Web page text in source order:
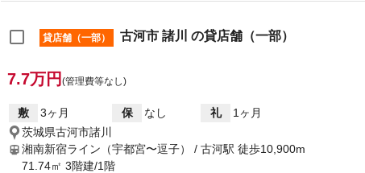
貸店舗（一部） 古河市 諸川 の貸店舗（一部）
7.7万円 (管理費等なし)
敷 3ヶ月 保 なし 礼
1ヶ月
茨城県古河市諸川
湘南新宿ライン（宇都宮〜逗子） / 古河駅 徒歩10,900m
71.74㎡ 3階建/1階